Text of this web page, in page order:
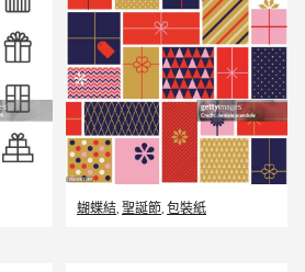
蝴蝶結, 聖誕節, 包裝紙